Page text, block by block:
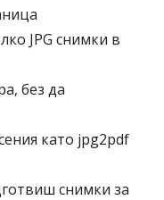
JPG снимки в
без да
като jpg2pdf
снимки за